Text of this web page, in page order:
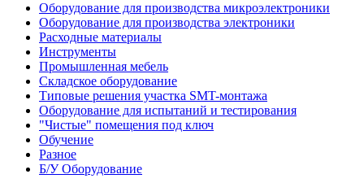
Оборудование для производства микроэлектроники
Оборудование для производства электроники
Расходные материалы
Инструменты
Промышленная мебель
Складское оборудование
Типовые решения участка SMT-монтажа
Оборудование для испытаний и тестирования
"Чистые" помещения под ключ
Обучение
Разное
Б/У Оборудование